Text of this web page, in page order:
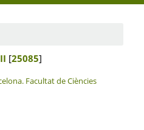
[25085]
Facultat de Ciències